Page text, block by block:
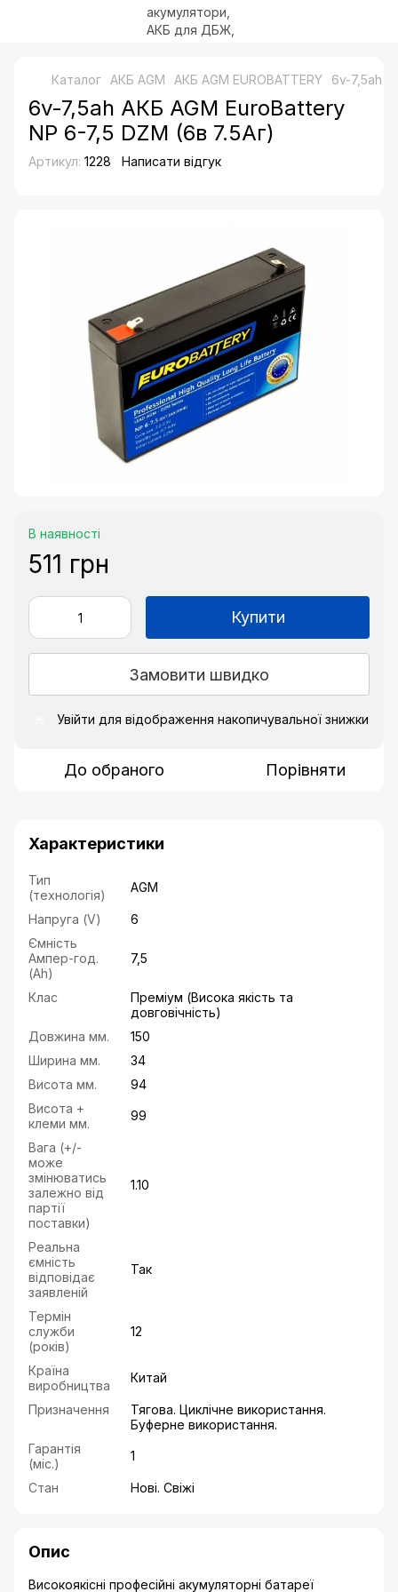
Каталог АКБ AGM АКБ AGM EUROBATTERY 6v-7,5ah
6v-7,5ah АКБ AGM EuroBattery
NP 6-7,5 DZM (6в 7.5Аг)
Артикул: 1228 Написати відгук
В наявності
511 грн
Купити
Замовити швидко
Увійти для відображення накопичувальної знижки
До обраного Порівняти
Характеристики
Тип
(технологія)
AGM
Напруга (V)
6
Ємність
Ампер-год.
(Ah)
7,5
Клас
Преміум (Висока якість та
довговічність)
Довжина мм.
150
Ширина мм.
34
Висота мм.
94
Висота +
клеми мм.
99
Вага (+/-
може
змінюватись
залежно від
партії
поставки)
1.10
Реальна
ємність
відповідає
заявленій
Так
Термін
служби
(років)
12
Країна
виробництва
Китай
Призначення
Тягова. Циклічне використання.
Буферне використання.
Гарантія
(міс.)
1
Стан Нові. Свіжі
Опис
Високоякісні професійні акумуляторні батареї